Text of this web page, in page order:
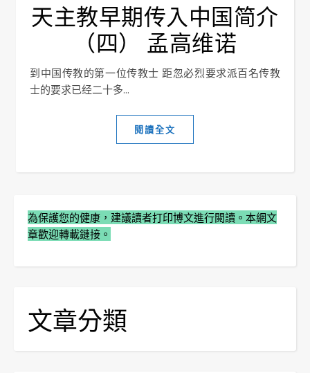
天主教早期传入中国简介
（四） 孟高维诺
到中国传教的第一位传教士 距忽必烈要求派百名传教
士的要求已经二十多...
閱讀全文
為保護您的健康，建議讀者打印博文進行閲讀。本網文
章歡迎轉載鏈接。
文章分類